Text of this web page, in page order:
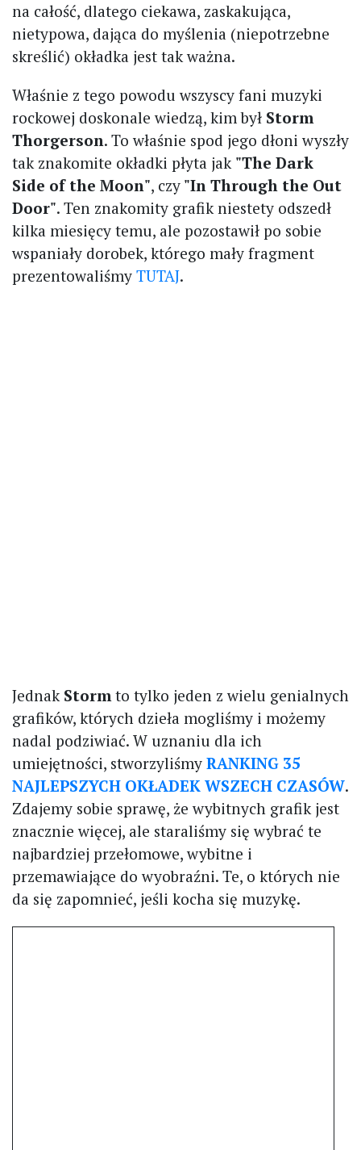
na całość, dlatego ciekawa, zaskakująca,
nietypowa, dająca do myślenia (niepotrzebne
skreślić) okładka jest tak ważna.
Właśnie z tego powodu wszyscy fani muzyki
rockowej doskonale wiedzą, kim był Storm
Thorgerson. To właśnie spod jego dłoni wyszły
tak znakomite okładki płyta jak "The Dark
Side of the Moon", czy "In Through the Out
Door". Ten znakomity grafik niestety odszedł
kilka miesięcy temu, ale pozostawił po sobie
wspaniały dorobek, którego mały fragment
prezentowaliśmy TUTAJ.
Jednak Stormto tylko jeden z wielu genialnych
grafików, których dzieła mogliśmy i możemy
nadal podziwiać. W uznaniu dla ich
umiejętności, stworzyliśmy RANKING 35
NAJLEPSZYCH OKŁADEK WSZECH CZASÓW.
Zdajemy sobie sprawę, że wybitnych grafik jest
znacznie więcej, ale staraliśmy się wybrać te
najbardziej przełomowe, wybitne i
przemawiające do wyobraźni. Te, o których nie
da się zapomnieć, jeśli kocha się muzykę.